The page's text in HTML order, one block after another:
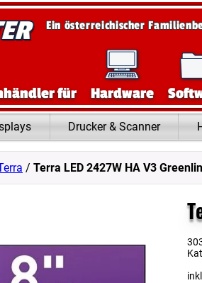
Ein österreichischer
für Hardware
Drucker & Scanner
/ Terra LED 2427W HA V3